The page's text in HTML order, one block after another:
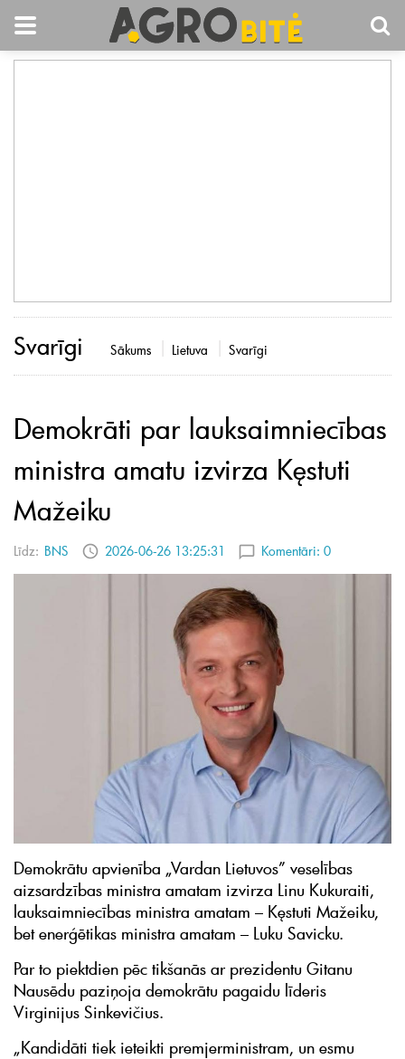
Svarīgi Sākums Lietuva Svarīgi
Demokrāti par lauksaimniecības
ministra amatu izvirza Kęstuti
Mažeiku
Līdz: BNS 2026-06-26 13:25:31 Komentāri: 0
Demokrātu apvienība „Vardan Lietuvos” veselības
aizsardzības ministra amatam izvirza Linu Kukuraiti,
lauksaimniecības ministra amatam – Kęstuti Mažeiku,
bet enerģētikas ministra amatam – Luku Savicku.
Par to piektdien pēc tikšanās ar prezidentu Gitanu
Nausēdu paziņoja demokrātu pagaidu līderis
Virginijus Sinkevičius.
„Kandidāti tiek ieteikti premjerministram, un esmu